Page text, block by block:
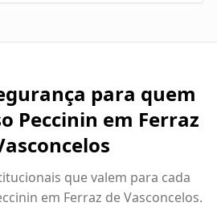
para quem
Peccinin em Ferraz
que valem para cada
em Ferraz de Vasconcelos.